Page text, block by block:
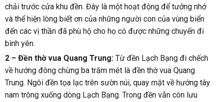
chải trước cửa khu đền. Đây là một hoạt động để tưởng nhớ
và thể hiện lòng biết ơn của những người con của vùng biển
đến các vị thần đã phù hộ cho họ có được những chuyến đi
bình yên.
2 – Đền thờ vua Quang Trung:Từ đền Lạch Bạng đi chếch
về hướng đông chừng ba trăm mét là đền thờ vua Quang
Trung. Ngôi đền tọa lạc trên sườn núi, quay mặt về hướng tây
nam trông xuống dòng Lạch Bạng. Trong đền vẫn còn lưu